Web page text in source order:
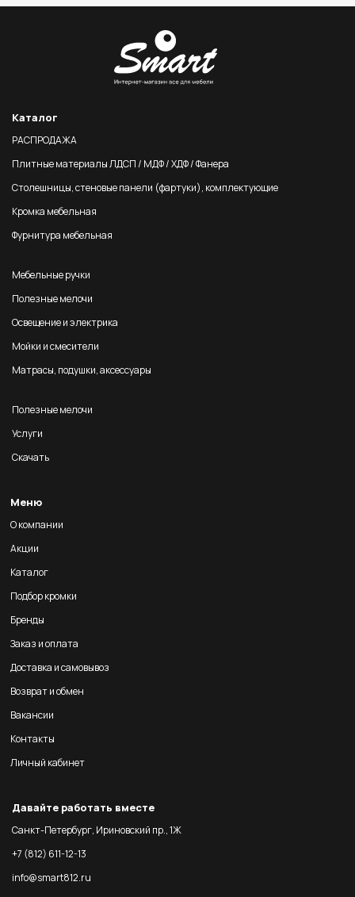
Каталог
РАСПРОДАЖА
Плитные материалы ЛДСП / МДФ / ХДФ / Фанера
Столешницы, стеновые панели (фартуки), комплектующие
Кромка мебельная
Фурнитура мебельная
Мебельные ручки
Полезные мелочи
Освещение и электрика
Мойки и смесители
Матрасы, подушки, аксессуары
Полезные мелочи
Услуги
Скачать
Меню
О компании
Акции
Каталог
Подбор кромки
Бренды
Заказ и оплата
Доставка и самовывоз
Возврат и обмен
Вакансии
Контакты
Личный кабинет
Давайте работать вместе
Санкт-Петербург, Ириновский пр., 1Ж
+7 (812) 611-12-13
info@smart812.ru